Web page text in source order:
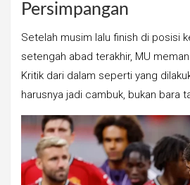
Persimpangan
Setelah musim lalu finish di posisi
setengah abad terakhir, MU
Kritik dari dalam seperti yang
harusnya jadi cambuk, bukan bara